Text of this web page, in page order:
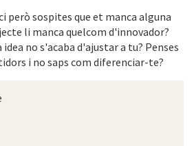
però sospites que et manca alguna
li manca quelcom d'innovador?
idea no s'acaba d'ajustar a tu? Penses
i no saps com diferenciar-te?